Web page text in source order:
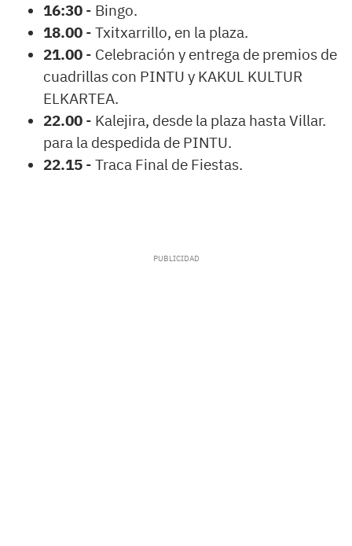
16:30 - Bingo.
18.00 - Txitxarrillo, en la plaza.
21.00 - Celebración y entrega de premios de
cuadrillas con PINTU y KAKUL KULTUR
ELKARTEA.
22.00 - Kalejira, desde la plaza hasta Villar.
para la despedida de PINTU.
22.15 - Traca Final de Fiestas.